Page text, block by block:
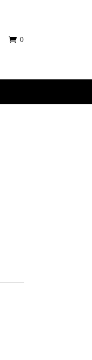
0